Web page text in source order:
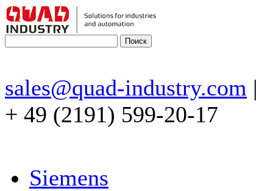
sales@quad-industry.com |
+ 49 (2191) 599-20-17
Siemens